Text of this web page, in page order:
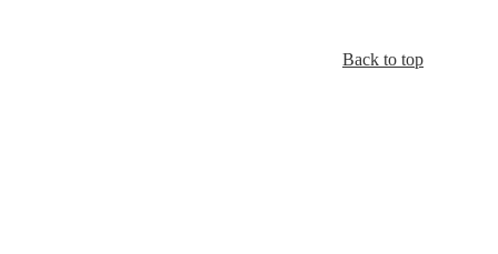
Back to top